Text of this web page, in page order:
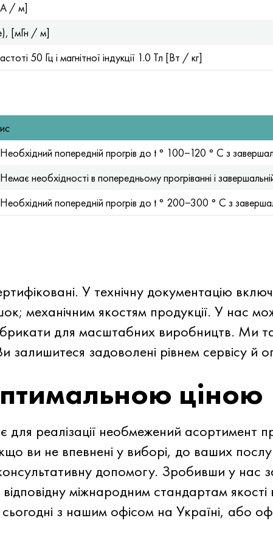
/ м]
[мГн / м]
50 Гц і магнітної індукції 1.0 Тл [Вт / кг]
попередній прогрів до t ° 100−120 ° С з
необхідності в попередньому прогріванні і
попередній прогрів до t ° 200−300 ° С з
У технічну документацію
механічним якостям продукції. У нас
для масштабних виробництв. Ми
залишитеся задоволені рівнем сервісу й
ціною
реалізації необмежений асортимент
ви не впевнені у виборі, до ваших
консультативну допомогу. Зробивши у
міжнародним стандартам
сьогодні з нашим офісом на Україні, або